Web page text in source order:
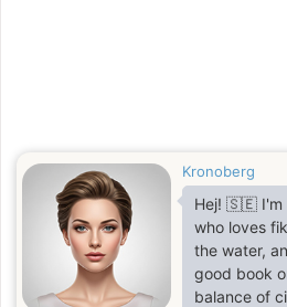
Kronoberg
Hej! 🇸🇪 I'm
who loves
the water,
good book
balance of